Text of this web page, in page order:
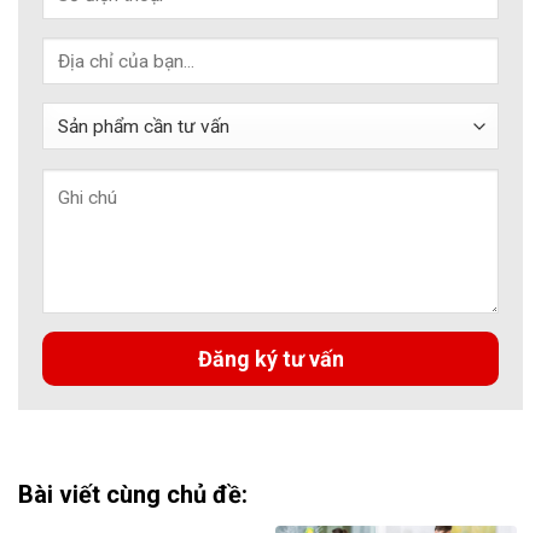
Bài viết cùng chủ đề: